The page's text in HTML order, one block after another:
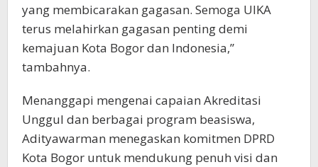
yang membicarakan gagasan. Semoga UIKA
terus melahirkan gagasan penting demi
kemajuan Kota Bogor dan Indonesia,”
tambahnya.
​Menanggapi mengenai capaian Akreditasi
Unggul dan berbagai program beasiswa,
Adityawarman menegaskan komitmen DPRD
Kota Bogor untuk mendukung penuh visi dan